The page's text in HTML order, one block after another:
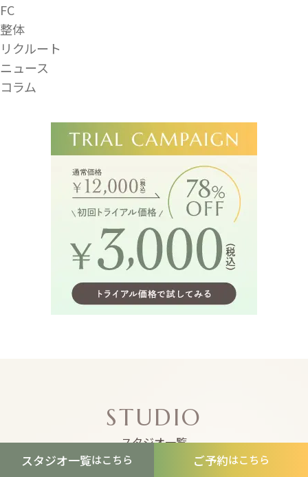
スタジオ一覧はこちら ご予約はこちら
FC
整体
リクルート
ニュース
コラム
STUDIO
スタジオ一覧